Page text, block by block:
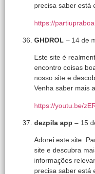
precisa saber está
https://
GHDROL – 14 de
Este site é
encontro coisas
nosso site e
Venha saber mais
https://youtu.be/
dezpila app – 15
Adorei este site.
site e descubra
informações
precisa saber está